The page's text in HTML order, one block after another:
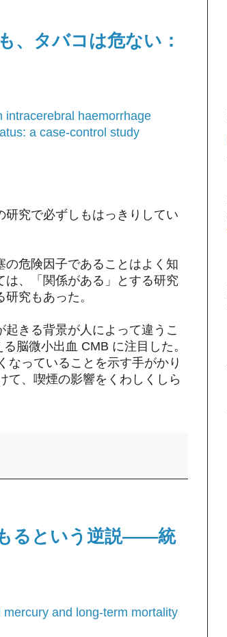
、タバコは危ない：
intracerebral haemorrhage
a case-control study
究で必ずしもはっきりしてい
危険因子であることはよく知
は、「関係がある」とする研究
究もあった。
きる背景が人によって違うこ
脳微小出血 CMB に注目した。
なっていることを示す手がかり
て、喫煙の影響をくわしくしら
るという逆説――統
and long-term mortality